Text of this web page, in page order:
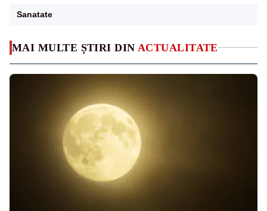
MAI MULTE ȘTIRI DIN ACTUALITATE
Sanatate